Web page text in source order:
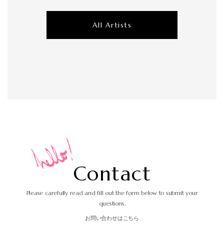
All Artists
Contact
Please carefully read and fill out the form below to submit your
questions.
お問い合わせはこちら